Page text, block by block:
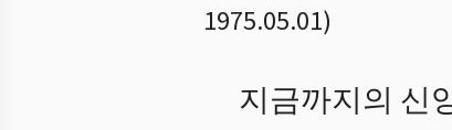
1975.05.01)
지금까지의 신